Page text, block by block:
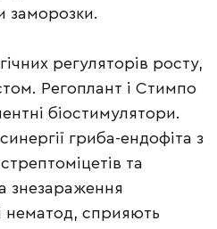
заморозки.
регуляторів росту,
Регоплант і Стимпо
біостимулятори.
гриба-ендофіта з
та
знезараження
нематод, сприяють